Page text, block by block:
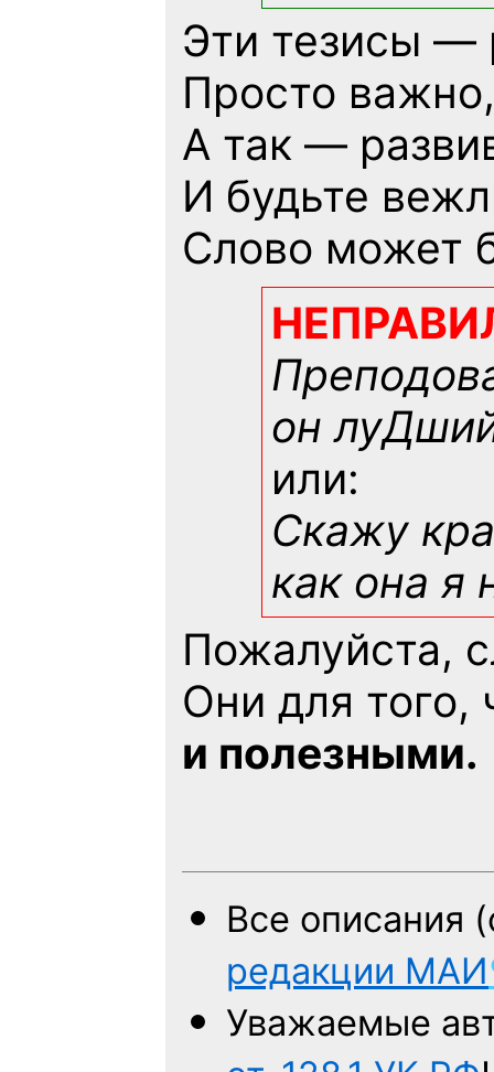
Эти тезисы —
Просто
А так —
И будьте
Слово может
он
или:
Скажу
как она я
Пожалуйста,
Они для того,
и полезными.
Все описания
редакции МАИ
Уважаемые